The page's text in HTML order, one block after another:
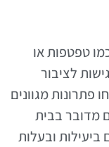
טפטפות או
לציבור
מגוונים
מדובר בבית
ובעלות